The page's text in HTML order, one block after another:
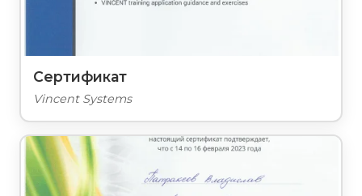
Сертификат
Vincent Systems